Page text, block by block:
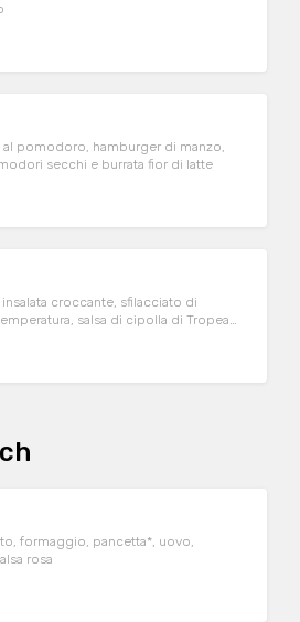
al pomodoro, hamburger di manzo,
secchi e burrata fior di latte
croccante, sfilacciato di
salsa di cipolla di Tropea
formaggio, pancetta*, uovo,
rosa